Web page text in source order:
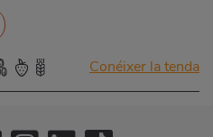
Conéixer la tenda